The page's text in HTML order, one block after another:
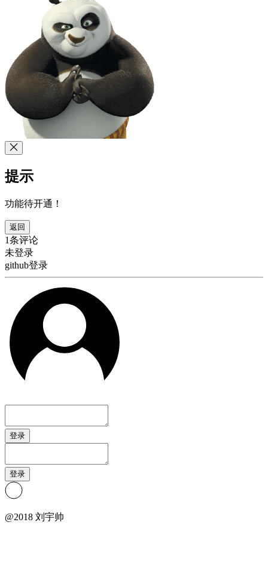
提示
功能待开通！
返回
1条评论
未登录
github登录
登录
登录
@2018 刘宇帅